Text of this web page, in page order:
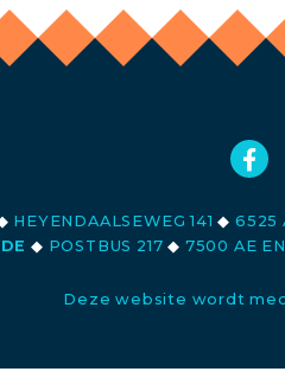
HEYENDAALSEWEG 141◆ 6525
◆ POSTBUS 217◆ 7500 AE
Deze website wordt